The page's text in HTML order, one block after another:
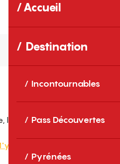
Accueil
Destination
Incontournables
Pass Découvertes
Pyrénées
las hon, 66700 Argelès-
rendre